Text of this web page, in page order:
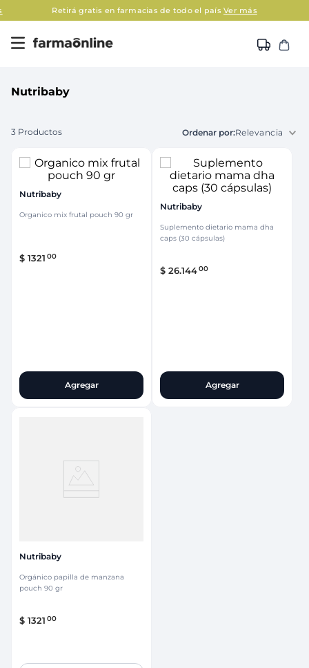
Retirá gratis en farmacias de todo el país Ver más
Nutribaby
3 Productos Relevancia
Nutribaby
Organico mix frutal pouch 90 gr
$ 1321 00
Agregar
Nutribaby
Suplemento dietario mama dha
caps (30 cápsulas)
$ 26.14400
Agregar
Nutribaby
Orgánico papilla de manzana
pouch 90 gr
$ 1321 00